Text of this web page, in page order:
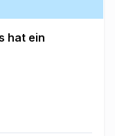
hat ein